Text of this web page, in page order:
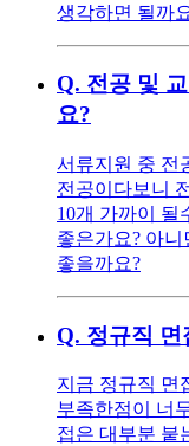
생각하면 될까
Q. 전공 및
요?
서류지원 중 전
전공이다보니
10개 가까이 될
좋은가요? 아니
좋을까요?
Q. 정규직 면
지금 정규직 면
부족한점이 너
접은 대부분 붙